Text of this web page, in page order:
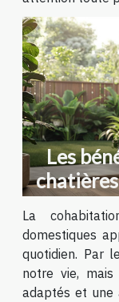
Les
La
domestiques
quotidien. Par
notre vie,
adaptés et une